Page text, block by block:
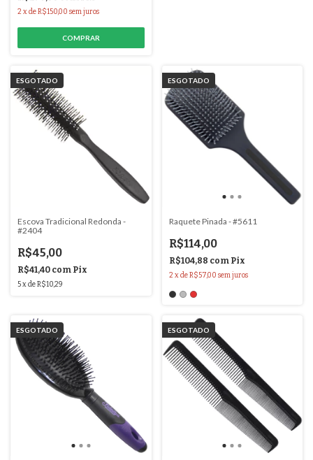
2 xdeR$150,00 sem juros
ESGOTADO
Escova Tradicional Redonda -
#2404
R$45,00
R$41,40 com Pix
5xdeR$10,29
ESGOTADO
Raquete Pinada - #5611
R$114,00
R$104,88 com Pix
2 xdeR$57,00 sem juros
ESGOTADO ESGOTADO